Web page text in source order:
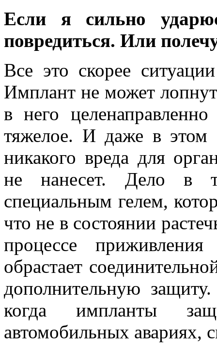
Если я сильно
повредиться. Или
Все это скорее
Имплант не может
в него
тяжелое. И даже в этом
никакого вреда для
не нанесет. Дело в
специальным гелем,
что не в состоянии
процессе
обрастает
дополнительную
когда импланты
автомобильных авариях,